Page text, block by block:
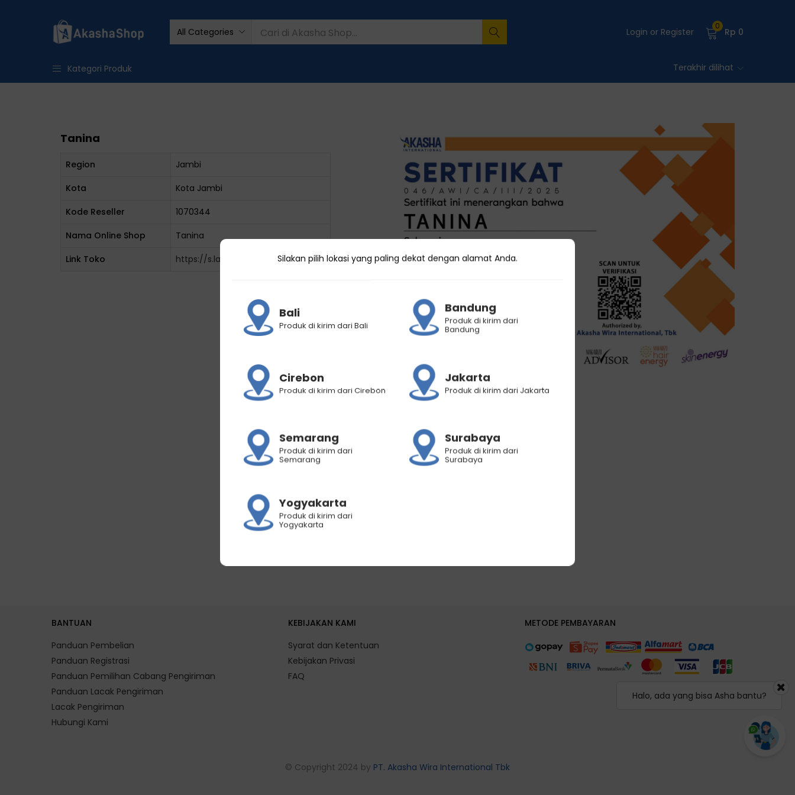
All Categories Login or Register
0
Rp 0
Kategori Produk Terakhir dilihat
Tanina
Region
Jambi
Kota
Kota Jambi
Kode Reseller
1070344
Nama Online Shop
Tanina
Link Toko
https://s.lazada.co.id/s.Zc4tii
Halo, ada yang bisa Asha bantu?
BANTUAN
Panduan Pembelian
Panduan Registrasi
Panduan Pemilihan Cabang Pengiriman
Panduan Lacak Pengiriman
Lacak Pengiriman
Hubungi Kami
KEBIJAKAN KAMI
Syarat dan Ketentuan
Kebijakan Privasi
FAQ
METODE PEMBAYARAN
© Copyright 2024 by PT. Akasha Wira International Tbk
Silakan pilih lokasi yang paling dekat dengan alamat Anda.
Bali
Produk di kirim dari Bali
Bandung
Produk di kirim dari
Bandung
Cirebon
Produk di kirim dari Cirebon
Jakarta
Produk di kirim dari Jakarta
Semarang
Produk di kirim dari
Semarang
Surabaya
Produk di kirim dari
Surabaya
Yogyakarta
Produk di kirim dari
Yogyakarta